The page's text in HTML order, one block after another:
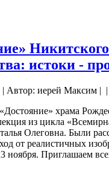
Никитского
истоки -
| Автор: иерей Максим |
храма
из цикла
Олеговна. Были
от реалистичных
ноября. Приглашаем